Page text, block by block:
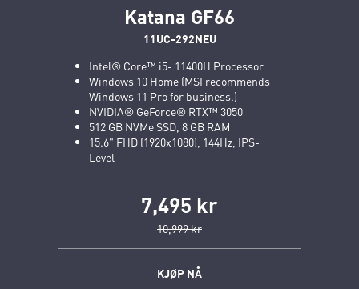
Katana GF66
11UC-292NEU
Intel® Core™ i5- 11400H Processor
Windows 10 Home (MSI recommends
Windows 11 Pro for business.)
NVIDIA® GeForce® RTX™ 3050
512 GB NVMe SSD, 8 GB RAM
15.6" FHD (1920x1080), 144Hz, IPS-
Level
7,495 kr
10,999 kr
KJØP NÅ